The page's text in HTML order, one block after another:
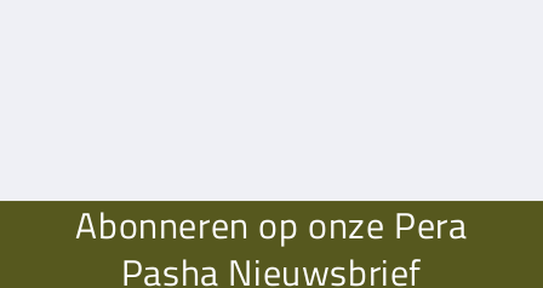
Abonneren op onze Pera
Pasha Nieuwsbrief